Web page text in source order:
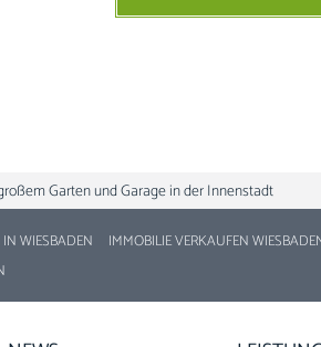
Garten und Garage in der Innenstadt
WIESBADEN
IMMOBILIE VERKAUFEN